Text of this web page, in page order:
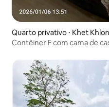
Quarto privativo ⋅ Khet
Contêiner F com cama de